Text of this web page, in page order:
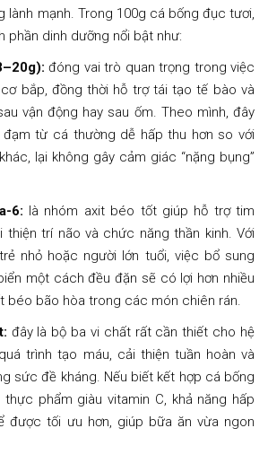
lành mạnh. Trong 100g cá bống đục tươi,
phần dinh dưỡng nổi bật như:
đóng vai trò quan trọng trong việc
bắp, đồng thời hỗ trợ tái tạo tế bào và
vận động hay sau ốm. Theo mình, đây
đạm từ cá thường dễ hấp thu hơn so với
lại không gây cảm giác “nặng bụng”
6: là nhóm axit béo tốt giúp hỗ trợ tim
thiện trí não và chức năng thần kinh. Với
nhỏ hoặc người lớn tuổi, việc bổ sung
một cách đều đặn sẽ có lợi hơn nhiều
béo bão hòa trong các món chiên rán.
đây là bộ ba vi chất rất cần thiết cho hệ
trình tạo máu, cải thiện tuần hoàn và
sức đề kháng. Nếu biết kết hợp cá bống
phẩm giàu vitamin C, khả năng hấp
được tối ưu hơn, giúp bữa ăn vừa ngon